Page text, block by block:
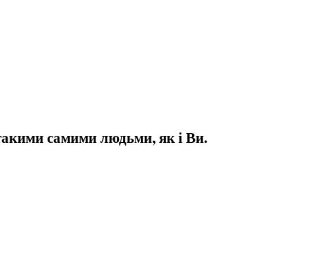
самими людьми, як і Ви.